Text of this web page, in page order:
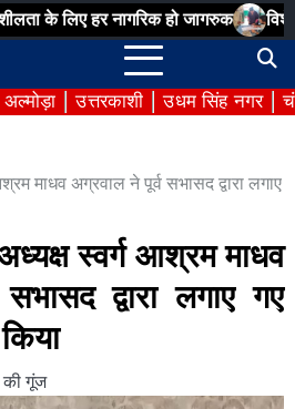
हर नागरिक हो जागरुक विशेष गहन
अल्मोड़ा उत्तरकाशी उधम सिंह नगर
माधव अग्रवाल ने पूर्व सभासद द्वारा लगाए
स्वर्ग आश्रम माधव
द्वारा लगाए गए
की गूंज